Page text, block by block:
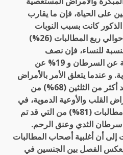
على الحياة، فإن ما يقارب
الذكور كانت بسبب النوبات
القلبية والسكتة الدماغية مع حوالي ربع المطالبات (26%)
للنساء، فإن نصف
المطالبات (50%) كانت ناتجة عن السرطان و 19% عن
و عندما يتعلق الأمر بالأمراض
المستعصية، فإنه قد تم تسديد أكثر من الثلثين (68%) من
القلب والأوعية الدموية، في
حين أن أربع من أصل خمس مطالبات (81%) من التي قد تم
سرطان الثدي وعنق الرحم.
أن أغلبية أصحاب المطالبات
يعكس الفصل بين الجنسين في